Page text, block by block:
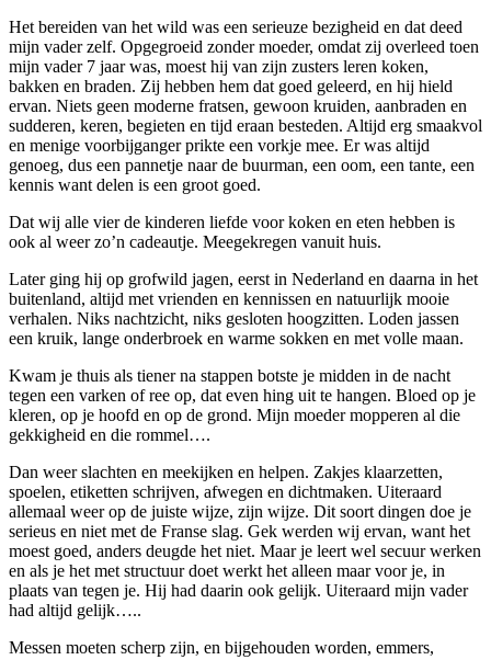
Het bereiden van het wild was een serieuze bezigheid en dat deed
mijn vader zelf. Opgegroeid zonder moeder, omdat zij overleed toen
mijn vader 7 jaar was, moest hij van zijn zusters leren koken,
bakken en braden. Zij hebben hem dat goed geleerd, en hij hield
ervan. Niets geen moderne fratsen, gewoon kruiden, aanbraden en
sudderen, keren, begieten en tijd eraan besteden. Altijd erg smaakvol
en menige voorbijganger prikte een vorkje mee. Er was altijd
genoeg, dus een pannetje naar de buurman, een oom, een tante, een
kennis want delen is een groot goed.
Dat wij alle vier de kinderen liefde voor koken en eten hebben is
ook al weer zo’n cadeautje. Meegekregen vanuit huis.
Later ging hij op grofwild jagen, eerst in Nederland en daarna in het
buitenland, altijd met vrienden en kennissen en natuurlijk mooie
verhalen. Niks nachtzicht, niks gesloten hoogzitten. Loden jassen
een kruik, lange onderbroek en warme sokken en met volle maan.
Kwam je thuis als tiener na stappen botste je midden in de nacht
tegen een varken of ree op, dat even hing uit te hangen. Bloed op je
kleren, op je hoofd en op de grond. Mijn moeder mopperen al die
gekkigheid en die rommel….
Dan weer slachten en meekijken en helpen. Zakjes klaarzetten,
spoelen, etiketten schrijven, afwegen en dichtmaken. Uiteraard
allemaal weer op de juiste wijze, zijn wijze. Dit soort dingen doe je
serieus en niet met de Franse slag. Gek werden wij ervan, want het
moest goed, anders deugde het niet. Maar je leert wel secuur werken
en als je het met structuur doet werkt het alleen maar voor je, in
plaats van tegen je. Hij had daarin ook gelijk. Uiteraard mijn vader
had altijd gelijk…..
Messen moeten scherp zijn, en bijgehouden worden, emmers,